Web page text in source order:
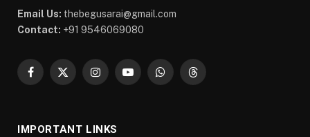
Email Us: thebegusarai@gmail.com
Contact: +91 9546069080
Facebook
X
InstagramYouTubeWhatsAppThreads
IMPORTANT LINKS